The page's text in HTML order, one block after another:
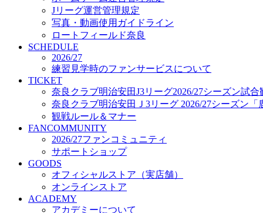
オンラインストア
ACADEMY
アカデミーについて
プロジェクト
コーチ&スタッフ
ジュニア
ジュニアユース
ユース
練習拠点（ナラディーア）
SCHOOL
CLUB
2026/27 パートナー企業
パートナー募集
クラブ理念
クラブ情報
サステナビリティ
Web制作支援
Jリーグ運営管理規定
写真・動画使用ガイドライン
ロートフィールド奈良
SCHEDULE
2026/27
練習見学時のファンサービスについて
TICKET
奈良クラブ明治安田J3リーグ2026/27シーズン試合
奈良クラブ明治安田Ｊ3リーグ 2026/27シーズン「
観戦ルール＆マナー
FANCOMMUNITY
2026/27ファンコミュニティ
サポートショップ
GOODS
オフィシャルストア（実店舗）
オンラインストア
ACADEMY
アカデミーについて